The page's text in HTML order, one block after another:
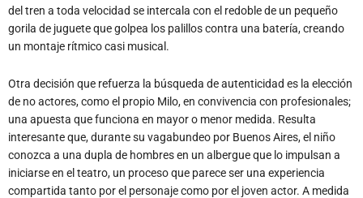
del tren a toda velocidad se intercala con el redoble de un pequeño
gorila de juguete que golpea los palillos contra una batería, creando
un montaje rítmico casi musical.
Otra decisión que refuerza la búsqueda de autenticidad es la elección
de no actores, como el propio Milo, en convivencia con profesionales;
una apuesta que funciona en mayor o menor medida. Resulta
interesante que, durante su vagabundeo por Buenos Aires, el niño
conozca a una dupla de hombres en un albergue que lo impulsan a
iniciarse en el teatro, un proceso que parece ser una experiencia
compartida tanto por el personaje como por el joven actor. A medida